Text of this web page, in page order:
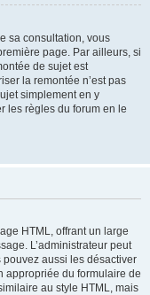
sa consultation, vous
page. Par ailleurs, si
de sujet est
la remontée n’est pas
simplement en y
les règles du forum en le
HTML, offrant un large
L’administrateur peut
aussi les désactiver
appropriée du formulaire de
au style HTML, mais